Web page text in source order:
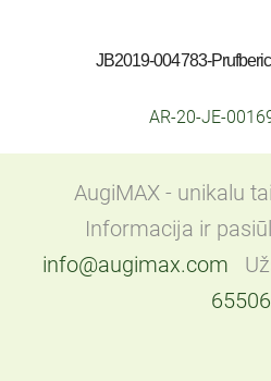
JB2019-004783-
AR-20-JE-
AugiMAX - unikalu
Informacija ir
info@augimax.com
65506